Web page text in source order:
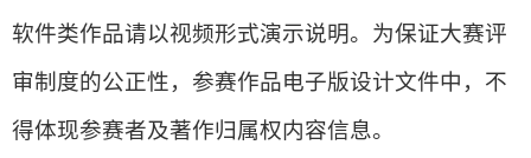
软件类作品请以视频形式演示说明。为保证大赛评
审制度的公正性，参赛作品电子版设计文件中，不
得体现参赛者及著作归属权内容信息。